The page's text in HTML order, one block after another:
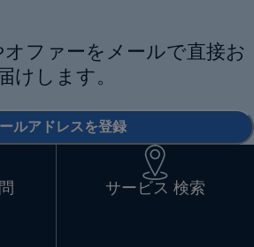
ファーをメールで直接お
けします。
ルアドレスを登録
サービス 検索